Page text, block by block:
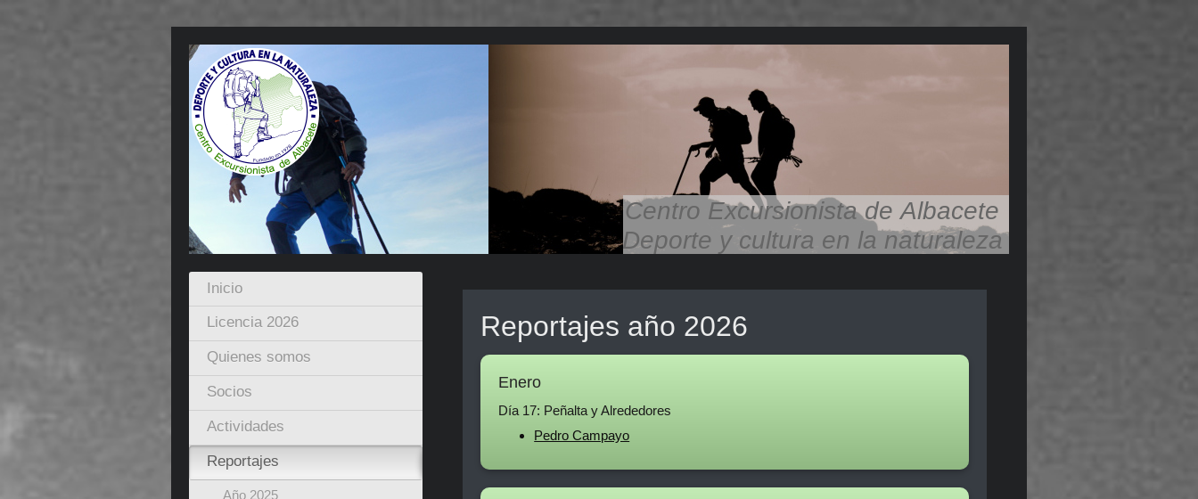
Centro Excursionista de Albacete
Deporte y cultura en la naturaleza
Reportajes año 2026
Enero
Día 17: Peñalta y Alrededores
Pedro Campayo
Inicio
Licencia 2026
Quienes somos
Socios
Actividades
Reportajes
Año 2025